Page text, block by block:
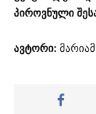
პიროვნული
ავტორი: